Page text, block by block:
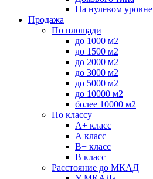
На нулевом уровне
Продажа
По площади
до 1000 м2
до 1500 м2
до 2000 м2
до 3000 м2
до 5000 м2
до 10000 м2
более 10000 м2
По классу
A+ класс
А класс
В+ класс
B класс
Расстояние до МКАД